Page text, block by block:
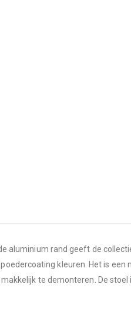
aluminium rand geeft de
kleuren. Het is een
te demonteren. De